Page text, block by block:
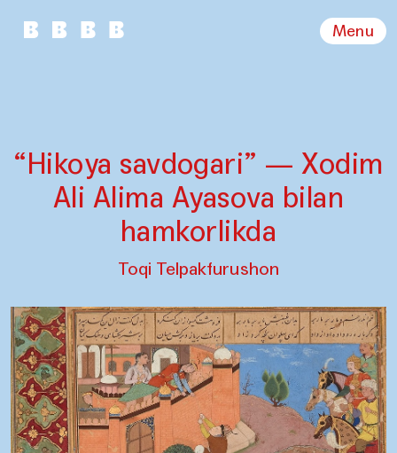
Menu
“Hikoya savdogari” — Xodim
Ali Alima Ayasova bilan
hamkorlikda
Toqi Telpakfurushon